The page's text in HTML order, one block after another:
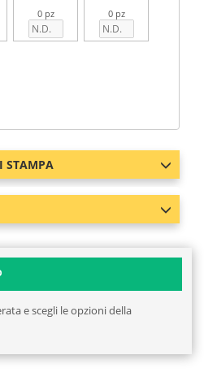
0 pz 0 pz
STAMPA
e scegli le opzioni della